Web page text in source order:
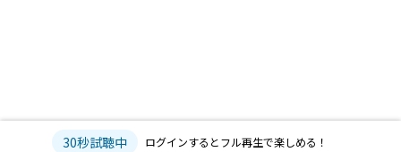
30秒試聴中 ログインするとフル再生で楽しめる！